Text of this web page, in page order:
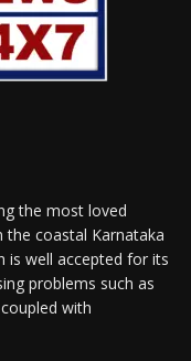
the most loved
the coastal Karnataka
is well accepted for its
problems such as
with